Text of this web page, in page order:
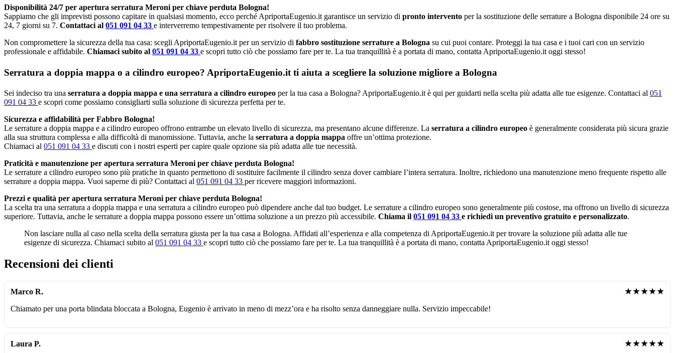
Disponibilità 24/7 per apertura serratura Meroni per chiave perduta Bologna!
Sappiamo che gli imprevisti possono capitare in qualsiasi momento, ecco perché ApriportaEugenio.it garantisce un servizio di pronto intervento per la sostituzione delle serrature a Bologna disponibile 24 ore su
24, 7 giorni su 7. Contattaci al 051 091 04 33 e interverremo tempestivamente per risolvere il tuo problema.
Non compromettere la sicurezza della tua casa: scegli ApriportaEugenio.it per un servizio di fabbro sostituzione serrature a Bologna su cui puoi contare. Proteggi la tua casa e i tuoi cari con un servizio
professionale e affidabile. Chiamaci subito al 051 091 04 33 e scopri tutto ciò che possiamo fare per te. La tua tranquillità è a portata di mano, contatta ApriportaEugenio.it oggi stesso!
Serratura a doppia mappa o a cilindro europeo? ApriportaEugenio.it ti aiuta a scegliere la soluzione migliore a Bologna
Sei indeciso tra una serratura a doppia mappa e una serratura a cilindro europeo per la tua casa a Bologna? ApriportaEugenio.it è qui per guidarti nella scelta più adatta alle tue esigenze. Contattaci al 051
091 04 33 e scopri come possiamo consigliarti sulla soluzione di sicurezza perfetta per te.
Sicurezza e affidabilità per Fabbro Bologna!
Le serrature a doppia mappa e a cilindro europeo offrono entrambe un elevato livello di sicurezza, ma presentano alcune differenze. La serratura a cilindro europeo è generalmente considerata più sicura grazie
alla sua struttura complessa e alla difficoltà di manomissione. Tuttavia, anche la serratura a doppia mappa offre un’ottima protezione.
Chiamaci al 051 091 04 33 e discuti con i nostri esperti per capire quale opzione sia più adatta alle tue necessità.
Praticità e manutenzione per apertura serratura Meroni per chiave perduta Bologna!
Le serrature a cilindro europeo sono più pratiche in quanto permettono di sostituire facilmente il cilindro senza dover cambiare l’intera serratura. Inoltre, richiedono una manutenzione meno frequente rispetto alle
serrature a doppia mappa. Vuoi saperne di più? Contattaci al 051 091 04 33 per ricevere maggiori informazioni.
Prezzi e qualità per apertura serratura Meroni per chiave perduta Bologna!
La scelta tra una serratura a doppia mappa e una serratura a cilindro europeo può dipendere anche dal tuo budget. Le serrature a cilindro europeo sono generalmente più costose, ma offrono un livello di sicurezza
superiore. Tuttavia, anche le serrature a doppia mappa possono essere un’ottima soluzione a un prezzo più accessibile. Chiama il 051 091 04 33 e richiedi un preventivo gratuito e personalizzato.
Non lasciare nulla al caso nella scelta della serratura giusta per la tua casa a Bologna. Affidati all’esperienza e alla competenza di ApriportaEugenio.it per trovare la soluzione più adatta alle tue
esigenze di sicurezza. Chiamaci subito al 051 091 04 33 e scopri tutto ciò che possiamo fare per te. La tua tranquillità è a portata di mano, contatta ApriportaEugenio.it oggi stesso!
Recensioni dei clienti
Marco R. ★★★★★
Chiamato per una porta blindata bloccata a Bologna, Eugenio è arrivato in meno di mezz’ora e ha risolto senza danneggiare nulla. Servizio impeccabile!
Laura P. ★★★★★